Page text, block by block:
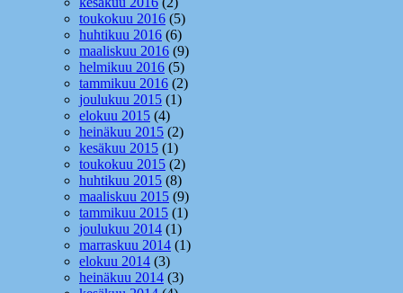
toukokuu 2016 (5)
huhtikuu 2016 (6)
maaliskuu 2016 (9)
helmikuu 2016 (5)
tammikuu 2016 (2)
joulukuu 2015 (1)
elokuu 2015 (4)
heinäkuu 2015 (2)
kesäkuu 2015 (1)
toukokuu 2015 (2)
huhtikuu 2015 (8)
maaliskuu 2015 (9)
tammikuu 2015 (1)
joulukuu 2014 (1)
marraskuu 2014 (1)
elokuu 2014 (3)
heinäkuu 2014 (3)